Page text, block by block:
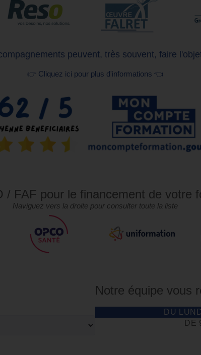
peuvent, très souvent, faire
👉 Cliquez ici pour plus d'informations 👈
/ FAF pour le financement de votre
Naviguez vers la droite pour consulter toute la liste
Notre équipe vous
DU
DE